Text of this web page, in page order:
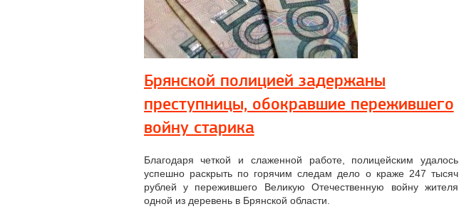
Брянской полицией задержаны
преступницы, обокравшие пережившего
войну старика
Благодаря четкой и слаженной работе, полицейским удалось
успешно раскрыть по горячим следам дело о краже 247 тысяч
рублей у пережившего Великую Отечественную войну жителя
одной из деревень в Брянской области.